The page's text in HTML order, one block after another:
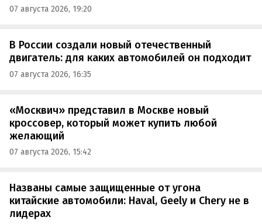
07 августа 2026, 19:20
В России создали новый отечественный
двигатель: для каких автомобилей он подходит
07 августа 2026, 16:35
«Москвич» представил в Москве новый
кроссовер, который может купить любой
желающий
07 августа 2026, 15:42
Названы самые защищенные от угона
китайские автомобили: Haval, Geely и Chery не в
лидерах